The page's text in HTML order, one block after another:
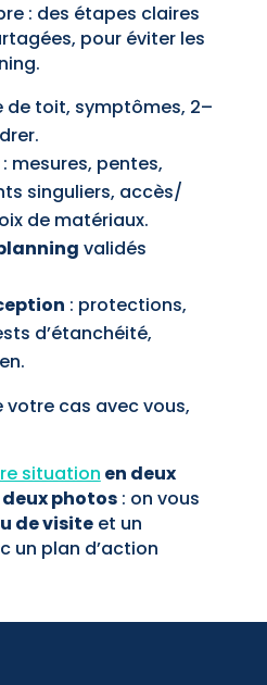
: des étapes claires
pour éviter les
de toit, symptômes, 2–
mesures, pentes,
singuliers, accès/
de matériaux.
validés
: protections,
d’étanchéité,
votre cas avec vous,
situation en deux
photos: on vous
de visiteet un
un plan d’action